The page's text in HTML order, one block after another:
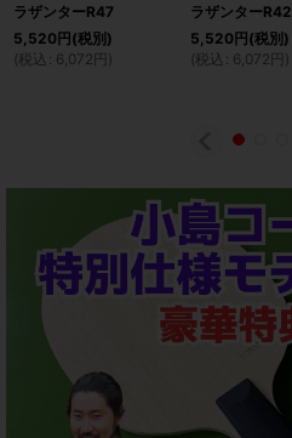
ラザンターR47
5,520 円 (税別)
(税込 : 6,072 円 )
ラザンターR42
5,520 円 (税別)
(税込 : 6,072 円 )